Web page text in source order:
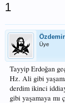
1
Üye
Tayyip Erdoğan
Hz. Ali gibi
derdim ikinci
gibi yaşamaya mı